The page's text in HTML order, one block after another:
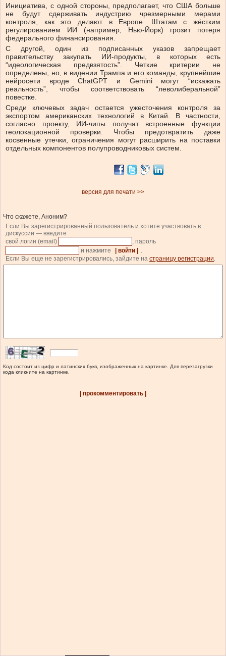
Инициатива, с одной стороны, предполагает, что США больше
не будут сдерживать индустрию чрезмерными мерами
контроля, как это делают в Европе. Штатам с жёстким
регулированием ИИ (например, Нью-Йорк) грозит потеря
федерального финансирования.
С другой, один из подписанных указов запрещает
правительству закупать ИИ-продукты, в которых есть
“идеологическая предвзятость”. Четкие критерии не
определены, но, в видении Трампа и его команды, крупнейшие
нейросети вроде ChatGPT и Gemini могут “искажать
реальность”, чтобы соответствовать “леволиберальной”
повестке.
Среди ключевых задач остается ужесточения контроля за
экспортом американских технологий в Китай. В частности,
согласно проекту, ИИ-чипы получат встроенные функции
геолокационной проверки. Чтобы предотвратить даже
косвенные утечки, ограничения могут расширить на поставки
отдельных компонентов полупроводниковых систем.
версия для печати >>
Что скажете, Аноним?
Если Вы зарегистрированный пользователь и хотите участвовать в
дискуссии — введите
свой логин (email)
, пароль
и нажмите
| войти |
.
Если Вы еще не зарегистрировались, зайдите на страницу регистрации.
Код состоит из цифр и латинских букв, изображенных на картинке. Для перезагрузки
кода кликните на картинке.
| прокомментировать |